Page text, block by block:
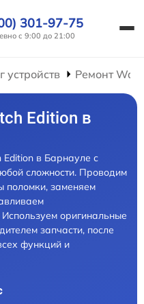
301-97-75
с 9:00 до 21:00
устройств Ремонт
Edition в
в Барнауле с
сложности. Проводим
поломки, заменяем
Используем оригинальные
запчасти, после
функций и